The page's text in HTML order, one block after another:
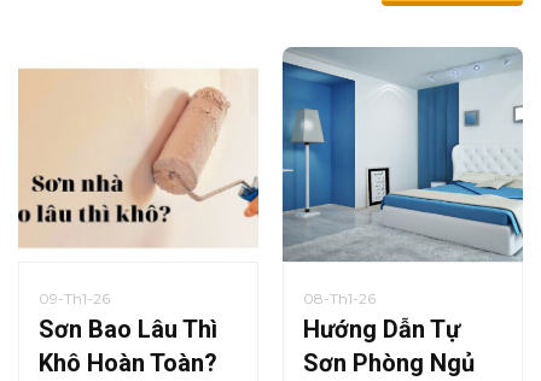
09-Th1-26
Sơn Bao Lâu Thì
Khô Hoàn Toàn?
08-Th1-26
Hướng Dẫn Tự
Sơn Phòng Ngủ